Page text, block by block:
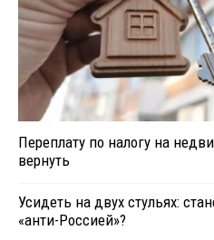
Переплату по налогу на
вернуть
Усидеть на двух стульях:
«анти-Россией»?